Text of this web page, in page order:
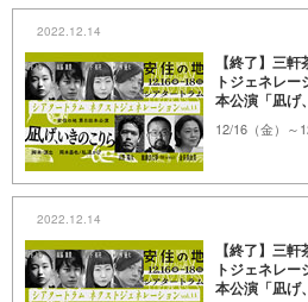
2022.12.14
【終了】三
トジェネレ
本公演「凪げ
2022.12.14
【終了】三
トジェネレ
本公演「凪げ